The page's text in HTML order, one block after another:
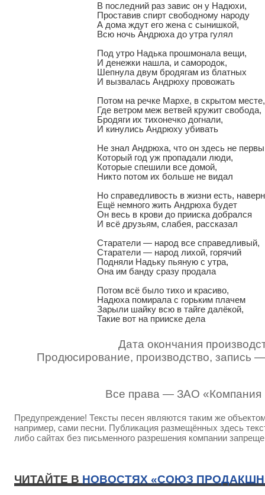
В последний раз завис он у Надюхи,
Проставив спирт свободному народу
А дома ждут его жена с сынишкой,
Всю ночь Андрюха до утра гулял
Под утро Надька прошмонала вещи,
И денежки нашла, и самородок,
Шепнула двум бродягам из блатных
И вызвалась Андрюху провожать
Потом на речке Мархе, в скрытом месте,
Где ветром меж ветвей кружит свобода,
Бродяги их тихонечко догнали,
И кинулись Андрюху убивать
Не знал Андрюха, что он здесь не
Который год уж пропадали люди,
Которые спешили все домой,
Никто потом их больше не видал
Но справедливость в жизни есть,
Ещё немного жить Андрюха будет
Он весь в крови до прииска добрался
И всё друзьям, слабея, рассказал
Старатели — народ все справедливый,
Старатели — народ лихой, горячий
Подняли Надьку пьяную с утра,
Она им банду сразу продала
Потом всё было тихо и красиво,
Надюха помирала с горьким плачем
Зарыли шайку всю в тайге далёкой,
Такие вот на прииске дела
Дата окончания
Продюсирование, производство, запись
Все права — ЗАО
Предупреждение! Тексты песен являются таким же
например, сами песни. Публикация размещённых здесь
либо сайтах без письменного разрешения компании
ЧИТАЙТЕ В НОВОСТЯХ «СОЮЗ